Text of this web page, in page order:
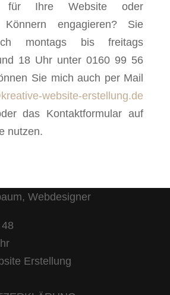
für Ihre Website oder
engagieren? Sie
montags bis freitags
18 Uhr unter 0160 99 56
Sie mich auch per Mail
website-erstellung.de
das Kontaktformular auf
nutzen.
Webdesigner